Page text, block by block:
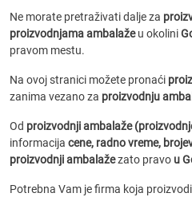
Ne morate pretraživati dalje za
proizvodnjama ambalažeu okolini
pravom mestu.
Na ovoj stranici možete pronaći
zanima vezano za proizvodnju
Od proizvodnji ambalaže
informacija cene, radno vreme,
proizvodnji ambalažezato pravo u
Potrebna Vam je firma koja